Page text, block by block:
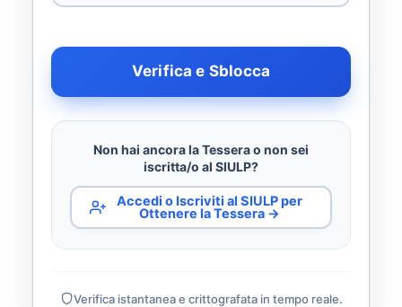
Verifica e Sblocca
Non hai ancora la Tessera o non sei
iscritta/o al SIULP?
Accedi o Iscriviti al SIULP per
Ottenere la Tessera →
Verifica istantanea e crittografata in tempo reale.